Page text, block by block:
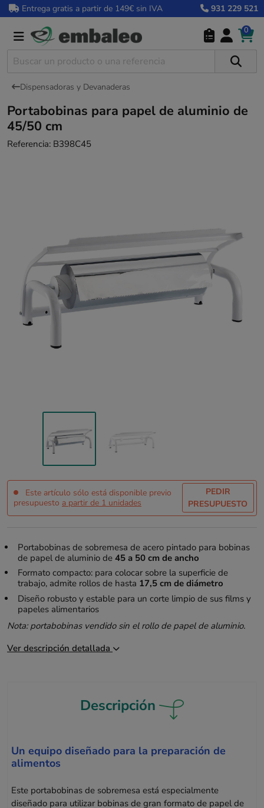
Entrega gratis a partir de 149€ sin IVA 931 229 521
0
Dispensadoras y Devanaderas
Portabobinas para papel de aluminio de
45/50 cm
Referencia: B398C45
Este artículo sólo está disponible previo
presupuesto a partir de 1 unidades
PEDIR
PRESUPUESTO
Portabobinas de sobremesa de acero pintado para bobinas
de papel de aluminio de 45 a 50 cm de ancho
Formato compacto: para colocar sobre la superficie de
trabajo, admite rollos de hasta 17,5 cm de diámetro
Diseño robusto y estable para un corte limpio de sus films y
papeles alimentarios
Nota: portabobinas vendido sin el rollo de papel de aluminio.
Ver descripción detallada
Descripción
Un equipo diseñado para la preparación de
alimentos
Este portabobinas de sobremesa está especialmente
diseñado para utilizar bobinas de gran formato de papel de